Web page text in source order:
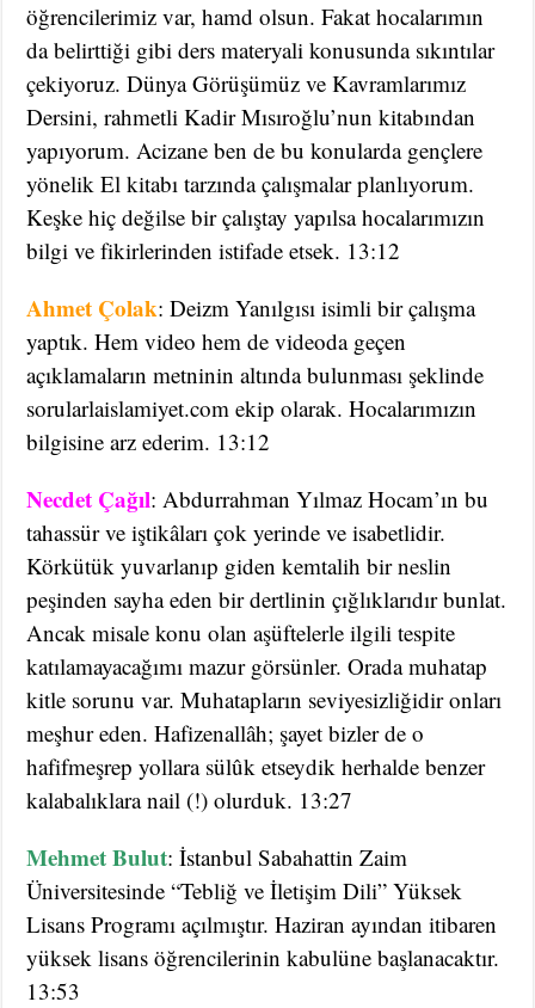
öğrencilerimiz var, hamd olsun. Fakat hocalarımın
da belirttiği gibi ders materyali konusunda sıkıntılar
çekiyoruz. Dünya Görüşümüz ve Kavramlarımız
Dersini, rahmetli Kadir Mısıroğlu’nun kitabından
yapıyorum. Acizane ben de bu konularda gençlere
yönelik El kitabı tarzında çalışmalar planlıyorum.
Keşke hiç değilse bir çalıştay yapılsa hocalarımızın
bilgi ve fikirlerinden istifade etsek. 13:12
Ahmet Çolak: Deizm Yanılgısı isimli bir çalışma
yaptık. Hem video hem de videoda geçen
açıklamaların metninin altında bulunması şeklinde
sorularlaislamiyet.com ekip olarak. Hocalarımızın
bilgisine arz ederim. 13:12
Necdet Çağıl: Abdurrahman Yılmaz Hocam’ın bu
tahassür ve iştikâları çok yerinde ve isabetlidir.
Körkütük yuvarlanıp giden kemtalih bir neslin
peşinden sayha eden bir dertlinin çığlıklarıdır bunlat.
Ancak misale konu olan aşüftelerle ilgili tespite
katılamayacağımı mazur görsünler. Orada muhatap
kitle sorunu var. Muhatapların seviyesizliğidir onları
meşhur eden. Hafizenallâh; şayet bizler de o
hafifmeşrep yollara sülûk etseydik herhalde benzer
kalabalıklara nail (!) olurduk. 13:27
Mehmet Bulut: İstanbul Sabahattin Zaim
Üniversitesinde “Tebliğ ve İletişim Dili” Yüksek
Lisans Programı açılmıştır. Haziran ayından itibaren
yüksek lisans öğrencilerinin kabulüne başlanacaktır.
13:53